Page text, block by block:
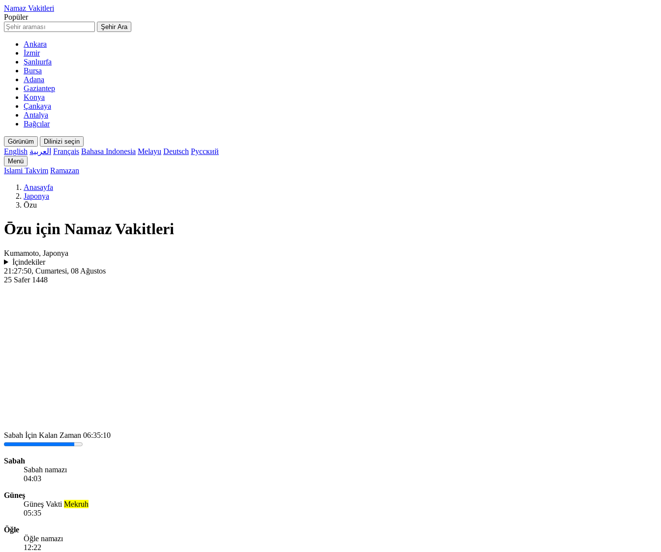
Namaz Vakitleri
Popüler
Şehir Ara
Ankara
İzmir
Şanlıurfa
Bursa
Adana
Gaziantep
Konya
Çankaya
Antalya
Bağcılar
Görünüm Dilinizi seçin
English العربية Français Bahasa Indonesia Melayu Deutsch Русский
Menü
Islami Takvim Ramazan
Anasayfa
Japonya
Ōzu
Ōzu için Namaz Vakitleri
Kumamoto, Japonya
İçindekiler
21:27:50, Cumartesi, 08 Ağustos
25 Safer 1448
Sabah İçin Kalan Zaman 06:35:10
Sabah
Sabah namazı
04:03
Güneş
Güneş Vakti Mekruh
05:35
Öğle
Öğle namazı
12:22